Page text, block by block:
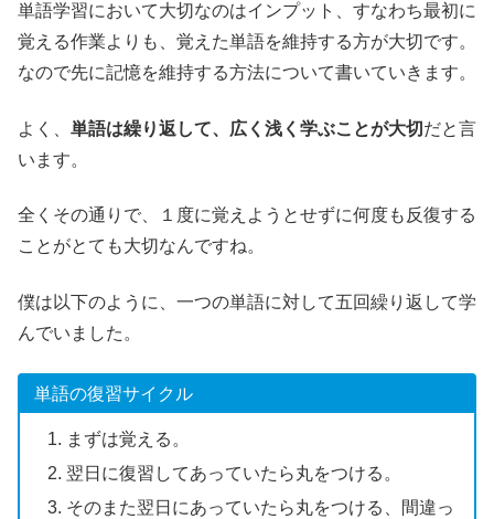
単語学習において大切なのはインプット、すなわち最初に
覚える作業よりも、覚えた単語を維持する方が大切です。
なので先に記憶を維持する方法について書いていきます。
よく、 単語は繰り返して、広く浅く学ぶことが大切 だと言
います。
全くその通りで、１度に覚えようとせずに何度も反復する
ことがとても大切なんですね。
僕は以下のように、一つの単語に対して五回繰り返して学
んでいました。
単語の復習サイクル
まずは覚える。
翌日に復習してあっていたら丸をつける。
そのまた翌日にあっていたら丸をつける、間違っ